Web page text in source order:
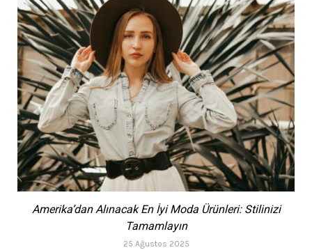
Amerika’dan Alınacak En İyi Moda Ürünleri: Stilinizi
Tamamlayın
25 Ağustos 2025